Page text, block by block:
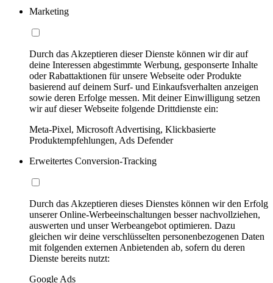
Marketing
Durch das Akzeptieren dieser Dienste können wir dir auf
deine Interessen abgestimmte Werbung, gesponserte Inhalte
oder Rabattaktionen für unsere Webseite oder Produkte
basierend auf deinem Surf- und Einkaufsverhalten anzeigen
sowie deren Erfolge messen. Mit deiner Einwilligung setzen
wir auf dieser Webseite folgende Drittdienste ein:
Meta-Pixel, Microsoft Advertising, Klickbasierte
Produktempfehlungen, Ads Defender
Erweitertes Conversion-Tracking
Durch das Akzeptieren dieses Dienstes können wir den Erfolg
unserer Online-Werbeeinschaltungen besser nachvollziehen,
auswerten und unser Werbeangebot optimieren. Dazu
gleichen wir deine verschlüsselten personenbezogenen Daten
mit folgenden externen Anbietenden ab, sofern du deren
Dienste bereits nutzt:
Google Ads